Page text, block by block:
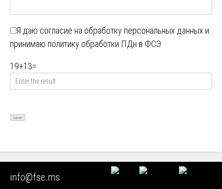
Я даю согласие на обработку персональных данных и
принимаю политику обработки ПДн в ФСЭ
19+13=
ЮРИДИЧЕСКАЯ ПОДДЕРЖКА
info@fse.ms